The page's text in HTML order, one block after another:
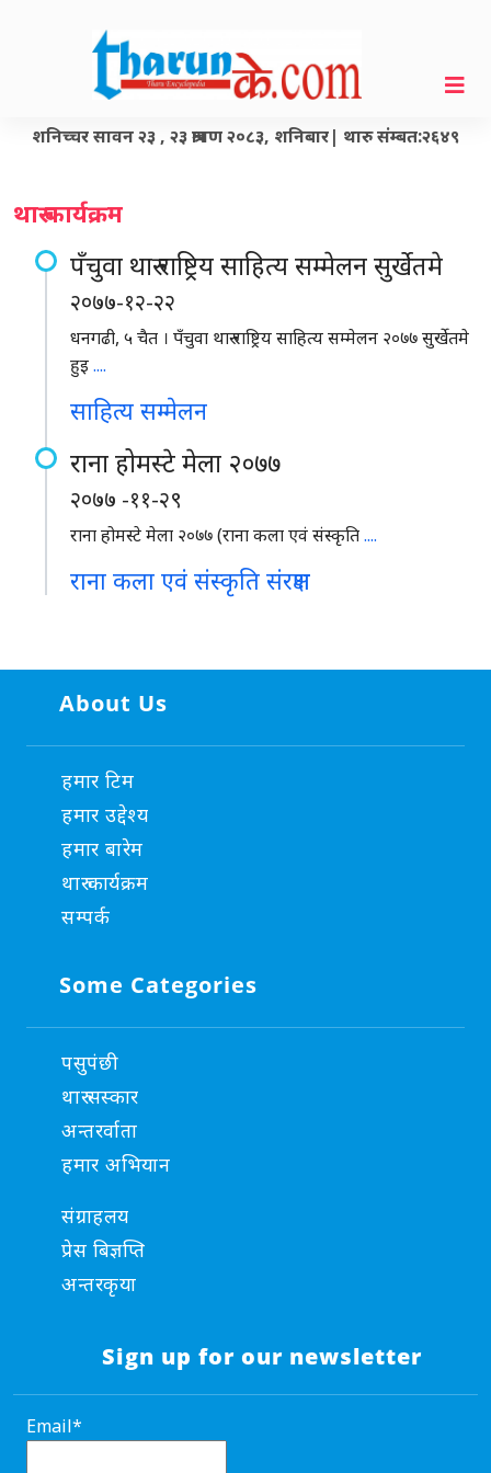
शनिच्चर सावन २३ , २३ श्रावण २०८३, शनिबार| थारु संम्बत:२६४९
थारु कार्यक्रम
पँचुवा थारु राष्ट्रिय साहित्य सम्मेलन सुर्खेतमे
२०७७-१२-२२
धनगढी, ५ चैत । पँचुवा थारु राष्ट्रिय साहित्य सम्मेलन २०७७ सुर्खेतमे
हुइ....
साहित्य सम्मेलन
राना होमस्टे मेला २०७७
२०७७ -११-२९
राना होमस्टे मेला २०७७ (राना कला एवं संस्कृति....
राना कला एवं संस्कृति संरक्षण
About Us
हमार टिम
हमार उद्देश्य
हमार बारेम
थारु कार्यक्रम
सम्पर्क
Some Categories
पसुपंछी
थारु सस्कार
अन्तरर्वाता
हमार अभियान
संग्राहलय
प्रेस बिज्ञप्ति
अन्तरकृया
Sign up for our newsletter
Email*